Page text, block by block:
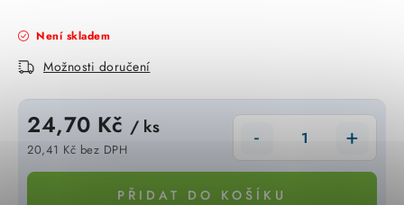
CHYTRÁ DOMÁCNOST
LED osvětlení
SVÍTIDLA interiérová
Není skladem
Možnosti doručení
24,70 Kč / ks
20,41 Kč bez DPH
Měrná cena:
PŘIDAT DO KOŠÍKU